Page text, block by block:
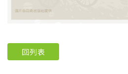
回列表